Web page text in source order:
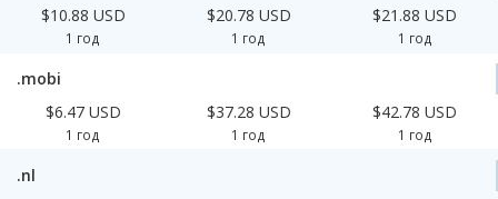
$10.88 USD
1 год
$20.78 USD
1 год
$21.88 USD
1 год
.mobi
$6.47 USD
1 год
$37.28 USD
1 год
$42.78 USD
1 год
.nl